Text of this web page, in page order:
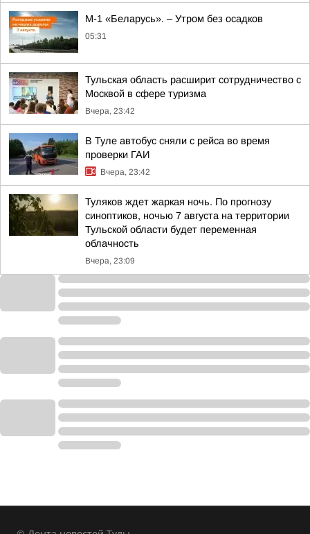
М-1 «Беларусь». – Утром без осадков
05:31
Тульская область расширит сотрудничество с
Москвой в сфере туризма
Вчера, 23:42
В Туле автобус сняли с рейса во время
проверки ГАИ
Вчера, 23:42
Туляков ждет жаркая ночь. По прогнозу
синоптиков, ночью 7 августа на территории
Тульской области будет переменная
облачность
Вчера, 23:09